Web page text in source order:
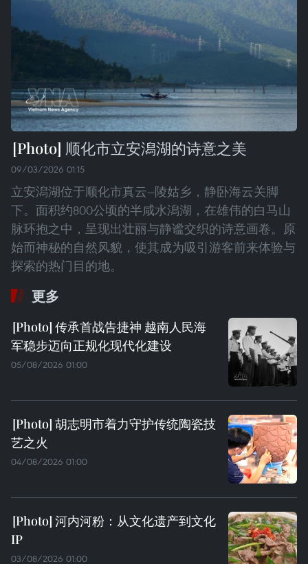
顺化市立安潟湖的诗意之美
09/03/2026 01:15
立安潟湖位于顺化市真云—陵姑乡，静卧海云关脚
下。面积约800公顷的半咸水潟湖，在雄伟的白马山
脉环抱之中，呈现出壮丽与静谧交织的诗意画卷。原
始而神秘的自然风貌，使其成为吸引游客前来体验与
探索的热门目的地。
更多
传承首战告捷神 越南人民海
军稳步迈向正规化现代化建设
05/08/2026 01:00
胡志明市着力守护传统陶瓷技
艺之火
04/08/2026 01:00
河内河粉：从文化遗产到文化
IP
03/08/2026 01:00